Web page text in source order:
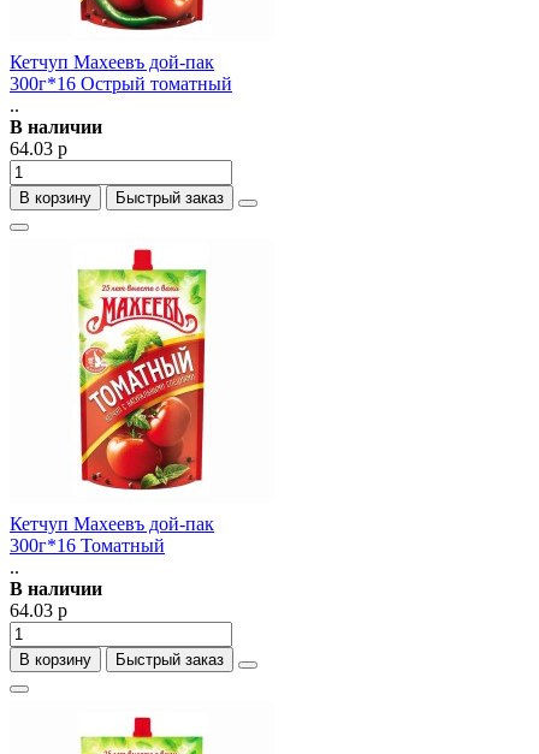
Кетчуп Махеевъ дой-пак
300г*16 Острый томатный
..
В наличии
64.03 р
В корзину Быстрый заказ
Кетчуп Махеевъ дой-пак
300г*16 Томатный
..
В наличии
64.03 р
В корзину Быстрый заказ